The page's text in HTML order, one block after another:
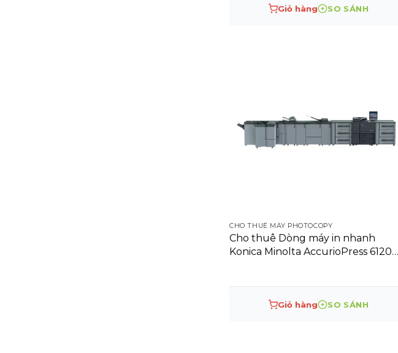
Giỏ hàng SO SÁNH
CHO THUÊ MÁY PHOTOCOPY
Cho thuê Dòng máy in nhanh
Konica Minolta AccurioPress 6120
Giỏ hàng SO SÁNH